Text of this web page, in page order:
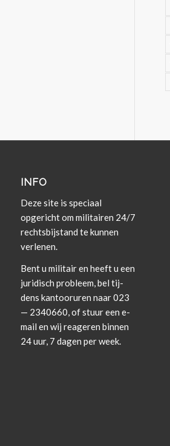
INFO
Deze site is spe­ci­aal
opgericht om militairen 24/7
rechts­bi­j­s­tand te kun­nen
verlenen.
Bent u militair en heeft u een
juridisch prob­leem, bel tij­
dens kan­tooruren naar 023
— 2340660, of stuur een e-
mail en wij rea­geren bin­nen
24 uur, 7 dagen per week.